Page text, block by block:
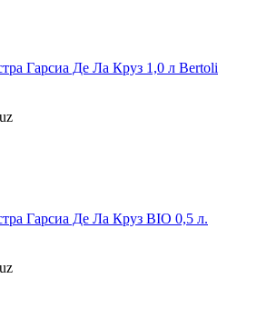
Гарсиа Де Ла Круз 1,0 л Bertoli
Гарсиа Де Ла Круз BIO 0,5 л.